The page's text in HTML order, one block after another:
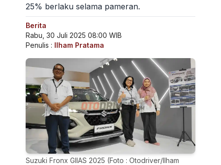
25% berlaku selama pameran.
Berita
Rabu, 30 Juli 2025 08:00 WIB
Penulis : Ilham Pratama
Suzuki Fronx GIIAS 2025 (Foto : Otodriver/Ilham